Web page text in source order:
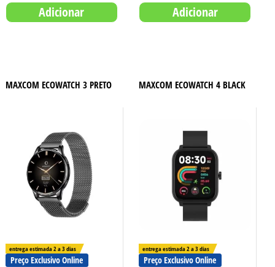
Adicionar
Adicionar
MAXCOM ECOWATCH 3 PRETO
entrega estimada 2 a 3 dias
Preço Exclusivo Online
MAXCOM ECOWATCH 4 BLACK
entrega estimada 2 a 3 dias
Preço Exclusivo Online